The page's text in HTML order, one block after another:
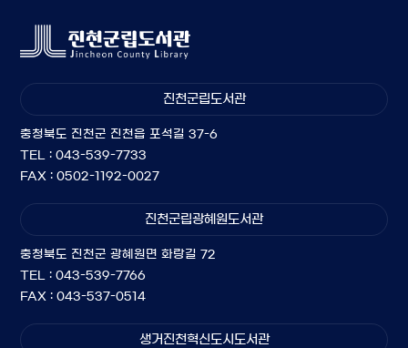
진천군립도서관
충청북도 진천군 진천읍 포석길 37-6
TEL : 043-539-7733
FAX : 0502-1192-0027
진천군립광혜원도서관
충청북도 진천군 광혜원면 화랑길 72
TEL : 043-539-7766
FAX : 043-537-0514
생거진천혁신도시도서관